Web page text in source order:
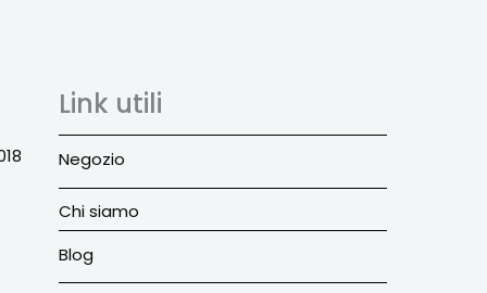
Link utili
Negozio
Chi siamo
Blog